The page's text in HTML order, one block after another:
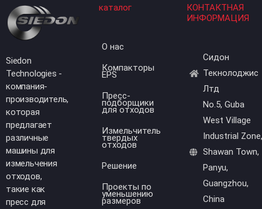
КОНТАКТНАЯ
ИНФОРМАЦИЯ
Сидон
Текнолоджис
Лтд
No.5, Guba
West Village
Industrial Zone,
Shawan Town,
Panyu,
Guangzhou,
China
каталог
О нас
Компакторы
EPS
Пресс-
подборщики
для отходов
Измельчитель
твердых
отходов
Решение
Проекты по
уменьшению
размеров
Siedon
Technologies -
компания-
производитель,
которая
предлагает
различные
машины для
измельчения
отходов,
такие как
пресс для